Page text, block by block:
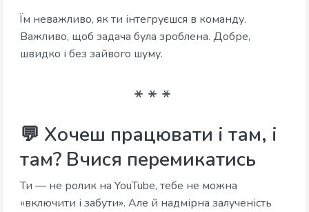
Їм неважливо, як ти інтегруєшся в команду.
Важливо, щоб задача була зроблена. Добре,
швидко і без зайвого шуму.
💬 Хочеш працювати і там, і
там? Вчися перемикатись
Ти — не ролик на YouTube, тебе не можна
«включити і забути». Але й надмірна залученість